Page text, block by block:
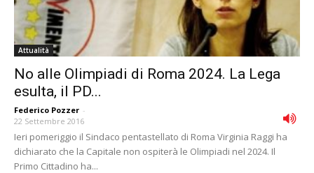
Attualità
No alle Olimpiadi di Roma 2024. La Lega
esulta, il PD...
Federico Pozzer -
22 Settembre 2016
Ieri pomeriggio il Sindaco pentastellato di Roma Virginia Raggi ha
dichiarato che la Capitale non ospiterà le Olimpiadi nel 2024. Il
Primo Cittadino ha...